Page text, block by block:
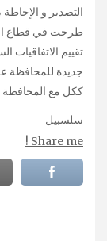
التصدير و
طرحت في قطاع
تقييم الاتفاقيات
جديدة للمحافظة
ككل مع المحافظة
سلسبيل
Share me !